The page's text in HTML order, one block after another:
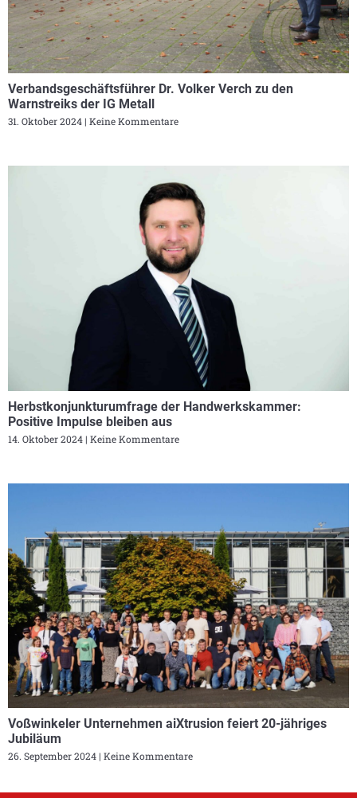
Verbandsgeschäftsführer Dr. Volker Verch zu den
Warnstreiks der IG Metall
31. Oktober 2024 Keine Kommentare
Herbstkonjunkturumfrage der Handwerkskammer:
Positive Impulse bleiben aus
14. Oktober 2024 Keine Kommentare
Voßwinkeler Unternehmen aiXtrusion feiert 20-jähriges
Jubiläum
26. September 2024 Keine Kommentare